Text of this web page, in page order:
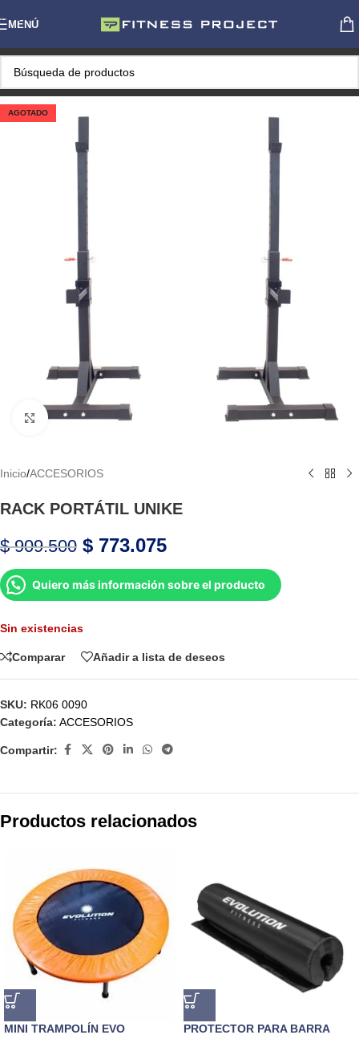
Skip to navigation
Skip to main content
MENÚ
AGOTADO
Haga Click para agrandar
Inicio/ACCESORIOS
RACK PORTÁTIL UNIKE
$909.500 $ 773.075
Quiero más información sobre el producto
Sin existencias
Comparar Añadir a lista de deseos
SKU: RK06 0090
Categoría: ACCESORIOS
Compartir:
Productos relacionados
MINI TRAMPOLÍN EVO
PROTECTOR PARA BARRA